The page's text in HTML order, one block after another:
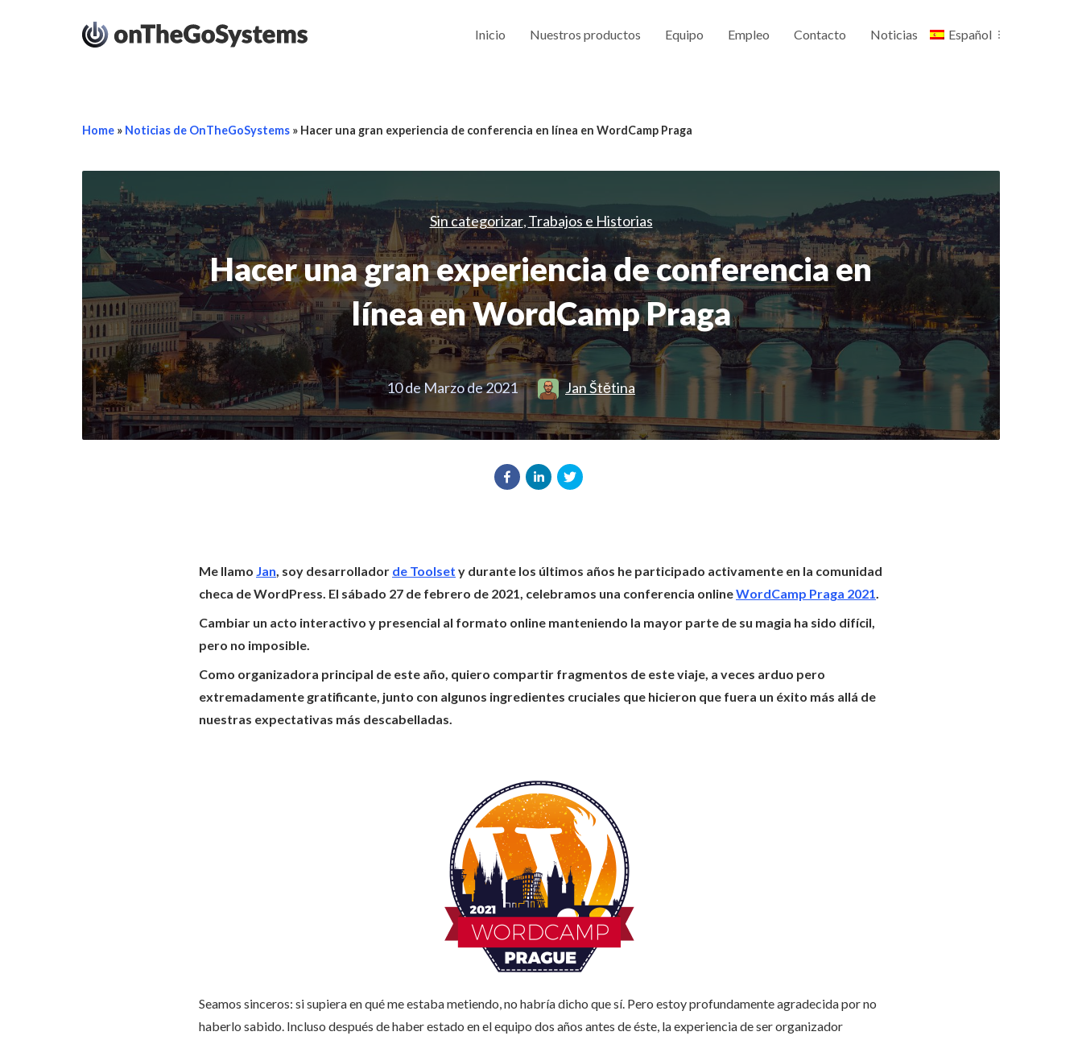
Inicio Nuestros productos Equipo Empleo Contacto Noticias Español
Home » Noticias de OnTheGoSystems » Hacer una gran experiencia de conferencia en línea en WordCamp Praga
Sin categorizar,Trabajos e Historias
Hacer una gran experiencia de conferencia en
línea en WordCamp Praga
10 de Marzo de 2021 Jan Štětina
Me llamo Jan, soy desarrollador de Toolset y durante los últimos años he participado activamente en la comunidad
checa de WordPress. El sábado 27 de febrero de 2021, celebramos una conferencia onlineWordCamp Praga 2021.
Cambiar un acto interactivo y presencial al formato online manteniendo la mayor parte de su magia ha sido difícil,
pero no imposible.
Como organizadora principal de este año, quiero compartir fragmentos de este viaje, a veces arduo pero
extremadamente gratificante, junto con algunos ingredientes cruciales que hicieron que fuera un éxito más allá de
nuestras expectativas más descabelladas.
Seamos sinceros: si supiera en qué me estaba metiendo, no habría dicho que sí. Pero estoy profundamente agradecida por no
haberlo sabido. Incluso después de haber estado en el equipo dos años antes de éste, la experiencia de ser organizador